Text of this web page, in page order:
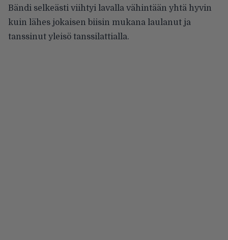
Bändi selkeästi viihtyi lavalla vähintään yhtä hyvin
kuin lähes jokaisen biisin mukana laulanut ja
tanssinut yleisö tanssilattialla.